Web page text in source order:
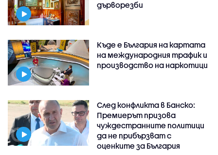
дърворезби
Къде е България на картата
на международния трафик и
производство на наркотици
След конфликта в Банско:
Премиерът призова
чуждестранните политици
да не прибързват с
оценките за България